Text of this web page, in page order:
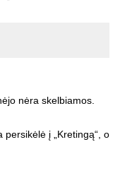
nėra skelbiamos.
persikėlė į „Kretingą“, o